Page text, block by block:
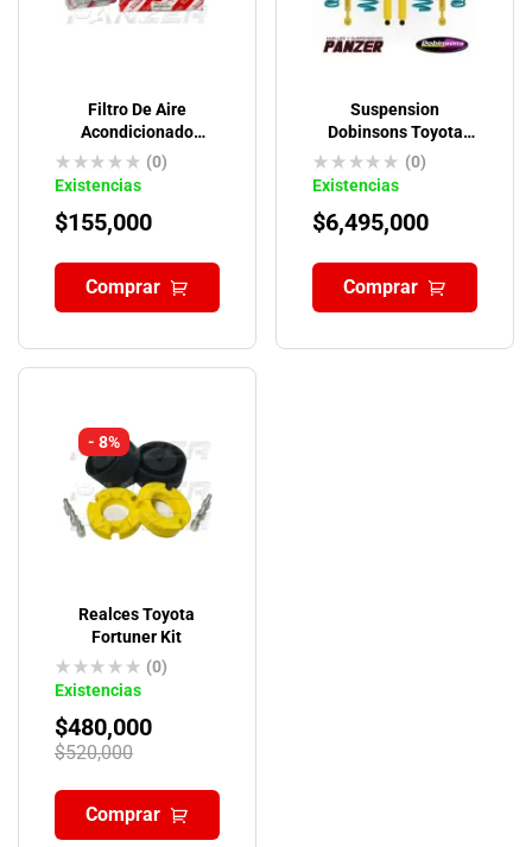
Filtro De Aire
Acondicionado
Original Toyota
(0)
Existencias
$155,000
Comprar
Suspension
Dobinsons Toyota
4runner 5TA Gen-
2009-ON TWINTUBE
(0)
Existencias
$6,495,000
Comprar
- 8%
Realces Toyota
Fortuner Kit
(0)
Existencias
$520,000
$480,000
Comprar